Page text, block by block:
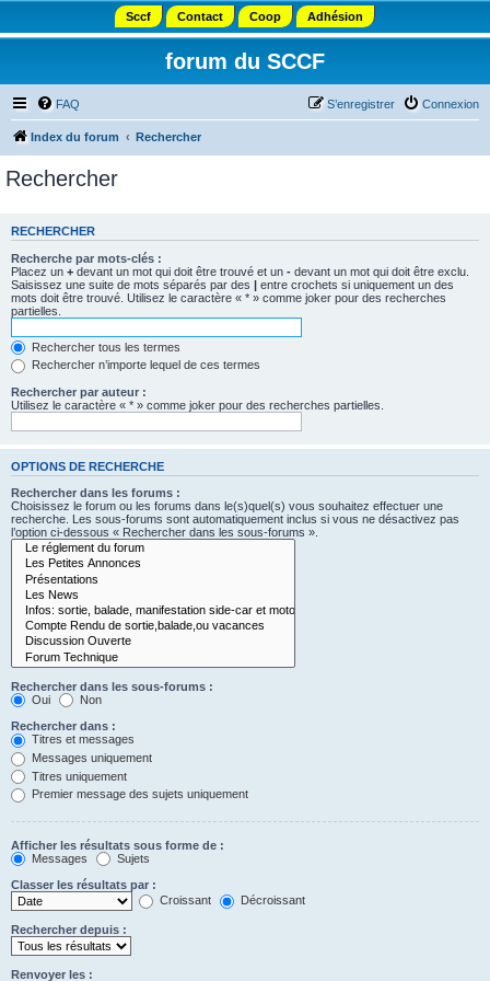
Sccf Contact Coop Adhésion
forum du SCCF
FAQ Connexion
S’enregistrer
Index du forum Rechercher
Rechercher
RECHERCHER
Recherche par mots-clés :
Placez un + devant un mot qui doit être trouvé et un - devant un mot qui doit être exclu.
Saisissez une suite de mots séparés par des | entre crochets si uniquement un des
mots doit être trouvé. Utilisez le caractère « * » comme joker pour des recherches
partielles.
Rechercher tous les termes
Rechercher n’importe lequel de ces termes
Rechercher par auteur :
Utilisez le caractère « * » comme joker pour des recherches partielles.
OPTIONS DE RECHERCHE
Rechercher dans les forums :
Choisissez le forum ou les forums dans le(s)quel(s) vous souhaitez effectuer une
recherche. Les sous-forums sont automatiquement inclus si vous ne désactivez pas
l’option ci-dessous « Rechercher dans les sous-forums ».
Rechercher dans les sous-forums :
Oui
Non
Rechercher dans :
Titres et messages
Messages uniquement
Titres uniquement
Premier message des sujets uniquement
Afficher les résultats sous forme de :
Messages
Sujets
Classer les résultats par :
Croissant
Décroissant
Rechercher depuis :
Renvoyer les :